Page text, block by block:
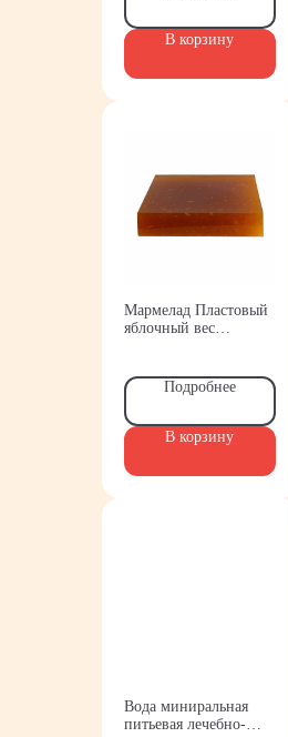
В корзину
Мармелад Пластовый
яблочный вес
Подробнее
В корзину
Вода миниральная
питьевая лечебно-